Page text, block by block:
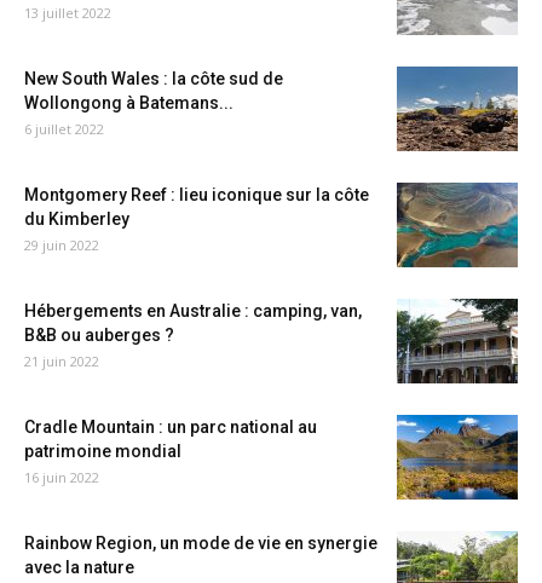
13 juillet 2022
New South Wales : la côte sud de
Wollongong à Batemans...
6 juillet 2022
Montgomery Reef : lieu iconique sur la côte
du Kimberley
29 juin 2022
Hébergements en Australie : camping, van,
B&B ou auberges ?
21 juin 2022
Cradle Mountain : un parc national au
patrimoine mondial
16 juin 2022
Rainbow Region, un mode de vie en synergie
avec la nature